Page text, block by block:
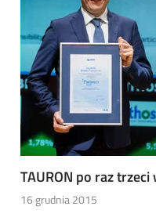
TAURON po raz trzeci
16 grudnia 2015